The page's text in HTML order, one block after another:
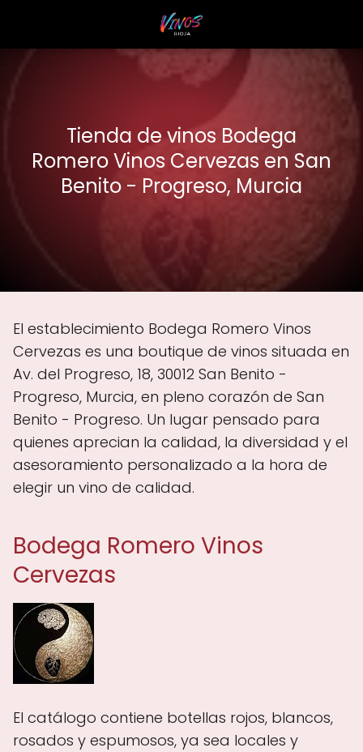
Tienda de vinos Bodega
Romero Vinos Cervezas en San
Benito - Progreso, Murcia
El establecimiento Bodega Romero Vinos
Cervezas es una boutique de vinos situada en
Av. del Progreso, 18, 30012 San Benito -
Progreso, Murcia, en pleno corazón de San
Benito - Progreso. Un lugar pensado para
quienes aprecian la calidad, la diversidad y el
asesoramiento personalizado a la hora de
elegir un vino de calidad.
Bodega Romero Vinos
Cervezas
El catálogo contiene botellas rojos, blancos,
rosados y espumosos, ya sea locales y